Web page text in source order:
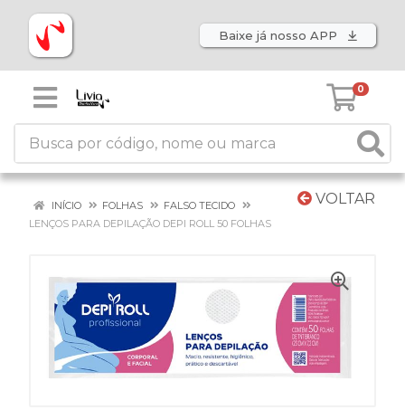
Baixe já nosso APP
0
VOLTAR
INÍCIO FOLHAS
FALSO TECIDO
LENÇOS PARA DEPILAÇÃO DEPI ROLL 50 FOLHAS